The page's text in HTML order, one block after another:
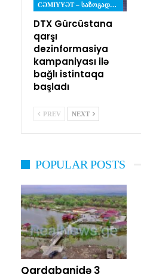
CƏMIYYƏT – ᲡᲐᲖᲝᲒᲐᲓᲝᲔᲑᲐ
DTX Gürcüstana
qarşı
dezinformasiya
kampaniyası ilə
bağlı istintaqa
başladı
PREV NEXT
POPULAR POSTS
Qardabanidə 3